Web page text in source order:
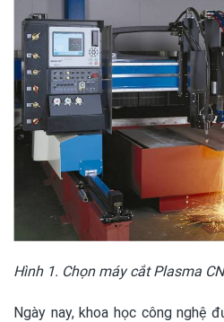
Hình 1. Chọn máy cắt Plasma
Ngày nay, khoa học công nghệ